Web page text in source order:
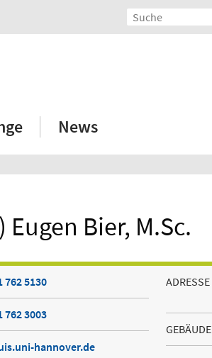
News
Eugen Bier, M.Sc.
762 5130
762 3003
hannover.de
ADRESSE
GEBÄUDE